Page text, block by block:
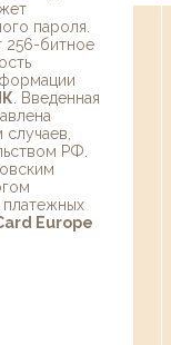
пароля.
256-битное
. Введенная
РФ.
Europe